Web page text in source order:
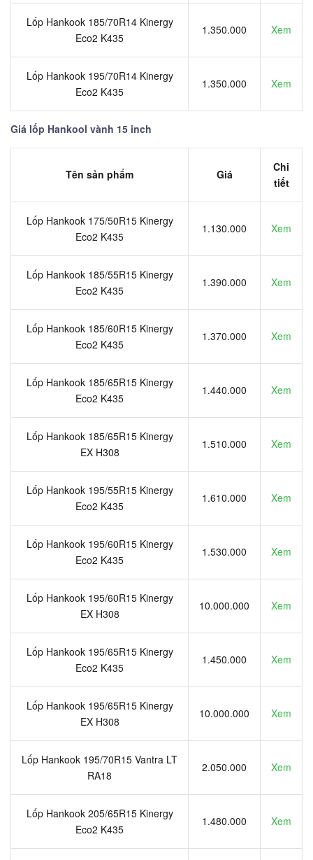
Lốp Hankook 185/70R14 Kinergy
Eco2 K435
1.350.000 Xem
Lốp Hankook 195/70R14 Kinergy
Eco2 K435
1.350.000 Xem
Giá lốp Hankool vành 15 inch
Tên sản phẩm Giá
Chi
tiết
Lốp Hankook 175/50R15 Kinergy
Eco2 K435
1.130.000 Xem
Lốp Hankook 185/55R15 Kinergy
Eco2 K435
1.390.000 Xem
Lốp Hankook 185/60R15 Kinergy
Eco2 K435
1.370.000 Xem
Lốp Hankook 185/65R15 Kinergy
Eco2 K435
1.440.000 Xem
Lốp Hankook 185/65R15 Kinergy
EX H308
1.510.000 Xem
Lốp Hankook 195/55R15 Kinergy
Eco2 K435
1.610.000 Xem
Lốp Hankook 195/60R15 Kinergy
Eco2 K435
1.530.000 Xem
Lốp Hankook 195/60R15 Kinergy
EX H308
10.000.000 Xem
Lốp Hankook 195/65R15 Kinergy
Eco2 K435
1.450.000 Xem
Lốp Hankook 195/65R15 Kinergy
EX H308
10.000.000 Xem
Lốp Hankook 195/70R15 Vantra LT
RA18
2.050.000 Xem
Lốp Hankook 205/65R15 Kinergy
Eco2 K435
1.480.000 Xem